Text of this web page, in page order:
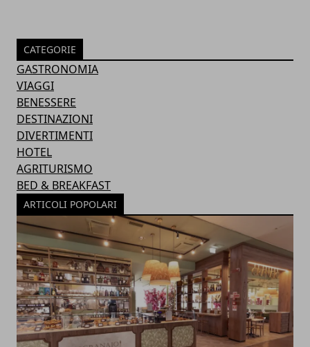
CATEGORIE
GASTRONOMIA
VIAGGI
BENESSERE
DESTINAZIONI
DIVERTIMENTI
HOTEL
AGRITURISMO
BED & BREAKFAST
ARTICOLI POPOLARI